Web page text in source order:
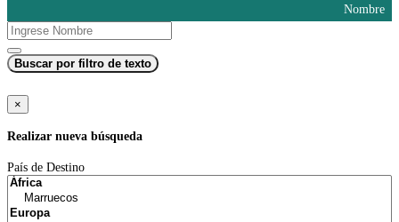
Nombre
Buscar por filtro de texto
×
Realizar nueva búsqueda
País de Destino